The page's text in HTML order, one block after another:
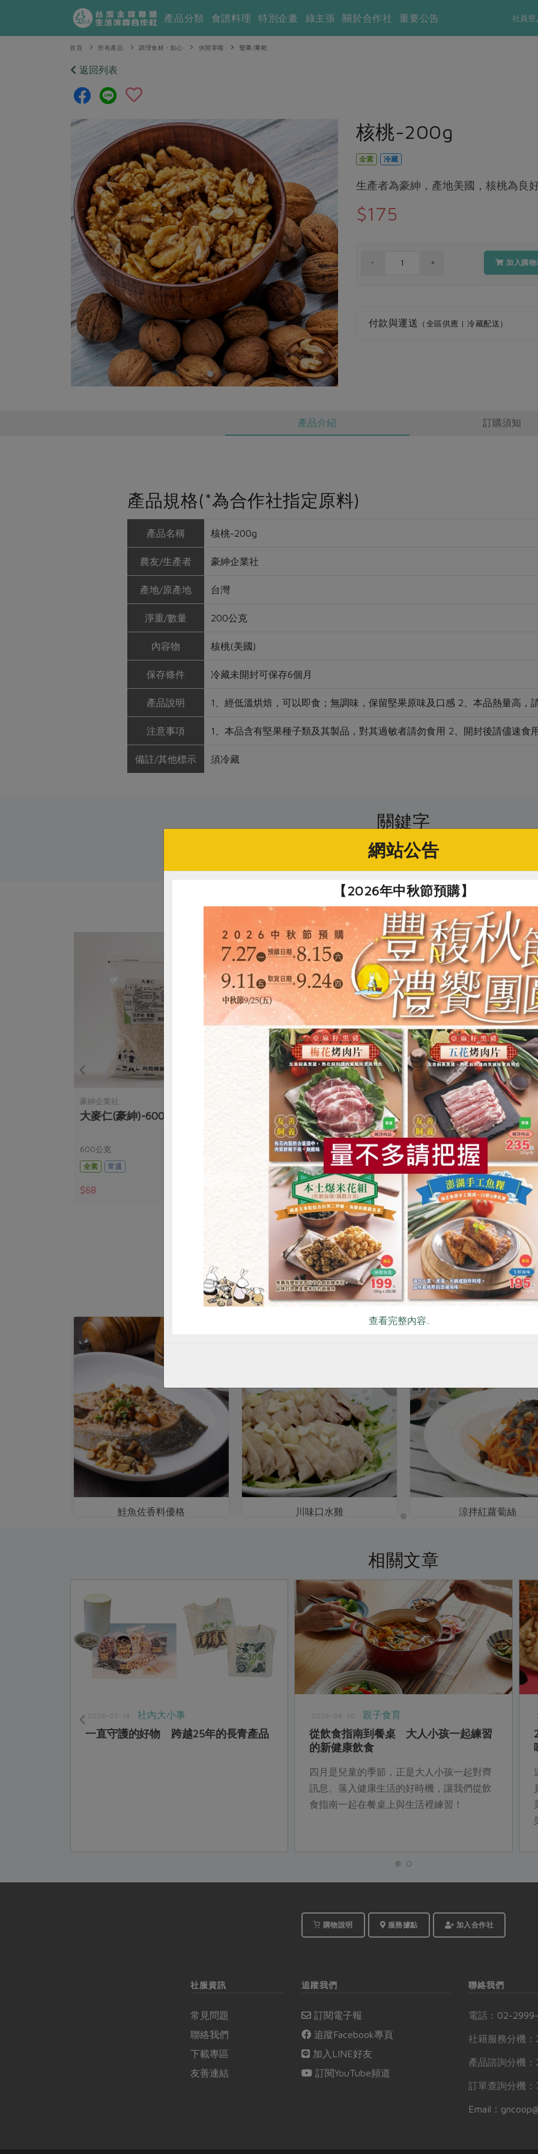
社員登
產品分類 食譜料理 特別企畫 綠主張 關於合作社 重要公告
首頁 所有產品 調理食材・點心 休閒零嘴 堅果/果乾
返回列表
核桃-200g
全素 冷藏
生產者為豪紳，產地美國，核桃為良
$175
加入購物
付款與運送 （全區供應 | 冷藏配送）
產品介紹 訂購須知
產品規格(*為合作社指定原料)
產品名稱 核桃-200g
農友/生產者 豪紳企業社
產地/原產地 台灣
淨重/數量 200公克
內容物 核桃(美國)
保存條件 冷藏未開封可保存6個月
產品說明 1、經低溫烘焙，可以即食；無調味，保留堅果原味及口感 2、本品熱量高，
注意事項 1、本品含有堅果種子類及其製品，對其過敏者請勿食用 2、開封後請儘速食
備註/其他標示 須冷藏
關鍵字
# 零食 # 核桃
你可能有興趣的產品
豪紳企業社
大麥仁(豪紳)-600g/包
600公克
全素
常溫
$68
豪紳企業社
燕麥粒(豪紳)-600g/包
600公克
常溫
豪紳企業社
優質蕎麥粒(豪紳)-600g/
600公克
全素
冷藏
$200
看更多產品
你可能有興趣的食譜
鮭魚佐香料優格 川味口水雞 涼拌紅蘿蔔絲
相關文章
2026-07-14 社內大小事
一直守護的好物 跨越25年的長青產品
2026-04-30 親子食育
從飲食指南到餐桌 大人小孩一起練習
的新健康飲食
四月是兒童的季節，正是大人小孩一起對齊
訊息、落入健康生活的好時機，讓我們從飲
食指南一起在餐桌上與生活裡練習！
購物說明 服務據點 加入合作社
社服資訊
常見問題
聯絡我們
下載專區
友善連結
追蹤我們
訂閱電子報
追蹤Facebook專頁
加入LINE好友
訂閱YouTube頻道
聯絡我們
電話： 02-
社籍服務分機：
產品諮詢分機：
訂單查詢分機
Email：
惜食 RPET 食譜 減硝酸鹽 雞蛋 食安 共同
網站公告
【2026年中秋節預購】
查看完整內容..